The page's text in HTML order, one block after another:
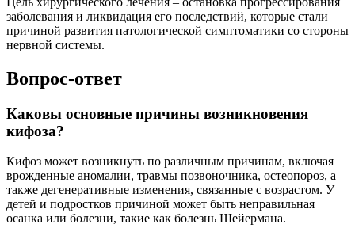
заболевания и ликвидация его последствий, которые стали
причиной развития патологической симптоматики со стороны
нервной системы.
Вопрос-ответ
Каковы основные причины возникновения
кифоза?
Кифоз может возникнуть по различным причинам, включая
врожденные аномалии, травмы позвоночника, остеопороз, а
также дегенеративные изменения, связанные с возрастом. У
детей и подростков причиной может быть неправильная
осанка или болезни, такие как болезнь Шейермана.